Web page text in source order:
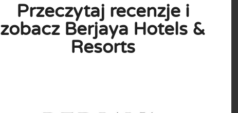
Przeczytaj recenzje i
zobacz Berjaya Hotels &
Resorts